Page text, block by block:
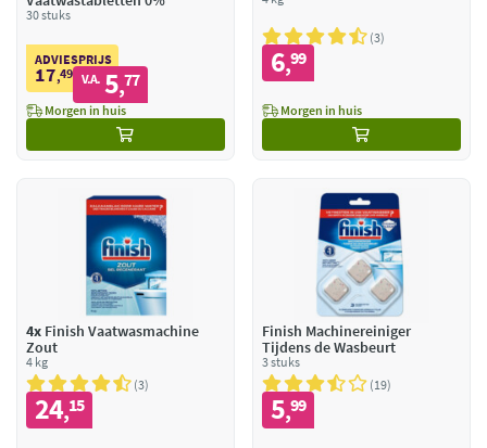
30 stuks
ADVIESPRIJS
17,49 V.A. 5,77
Morgen in huis
3
6,99
Morgen in huis
4x Finish Vaatwasmachine
Zout
4 kg
3
24,15
Finish Machinereiniger
Tijdens de Wasbeurt
3 stuks
19
5,99